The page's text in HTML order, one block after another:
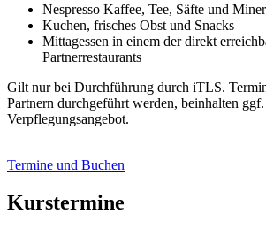
Nespresso Kaffee, Tee, Säfte und
Kuchen, frisches Obst und Snacks
Mittagessen in einem der direkt
Partnerrestaurants
Gilt nur bei Durchführung durch iTLS.
Partnern durchgeführt werden, beinhalten
Verpflegungsangebot.
Termine und Buchen
Kurstermine